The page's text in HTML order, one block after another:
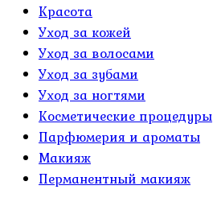
Красота
Уход за кожей
Уход за волосами
Уход за зубами
Уход за ногтями
Косметические процедуры
Парфюмерия и ароматы
Макияж
Перманентный макияж